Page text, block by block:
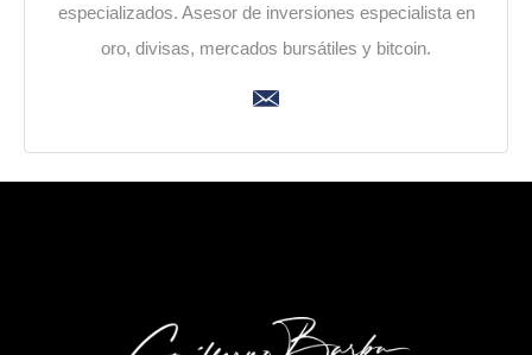
especializados. Asesor de inversiones especialista en
oro, divisas, mercados bursátiles y bitcoin.